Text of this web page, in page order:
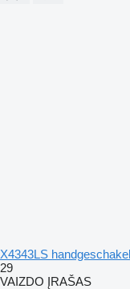
X4343LS
29
VAIZDO ĮRAŠAS